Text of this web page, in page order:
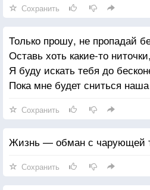
Сохранить
Только прошу, не пропадай
Оставь хоть какие-то
Я буду искать тебя до
Пока мне будет сниться
Сохранить
Жизнь — обман с чарующей
Сохранить